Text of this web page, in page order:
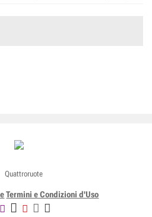
Termini e Condizioni d'Uso